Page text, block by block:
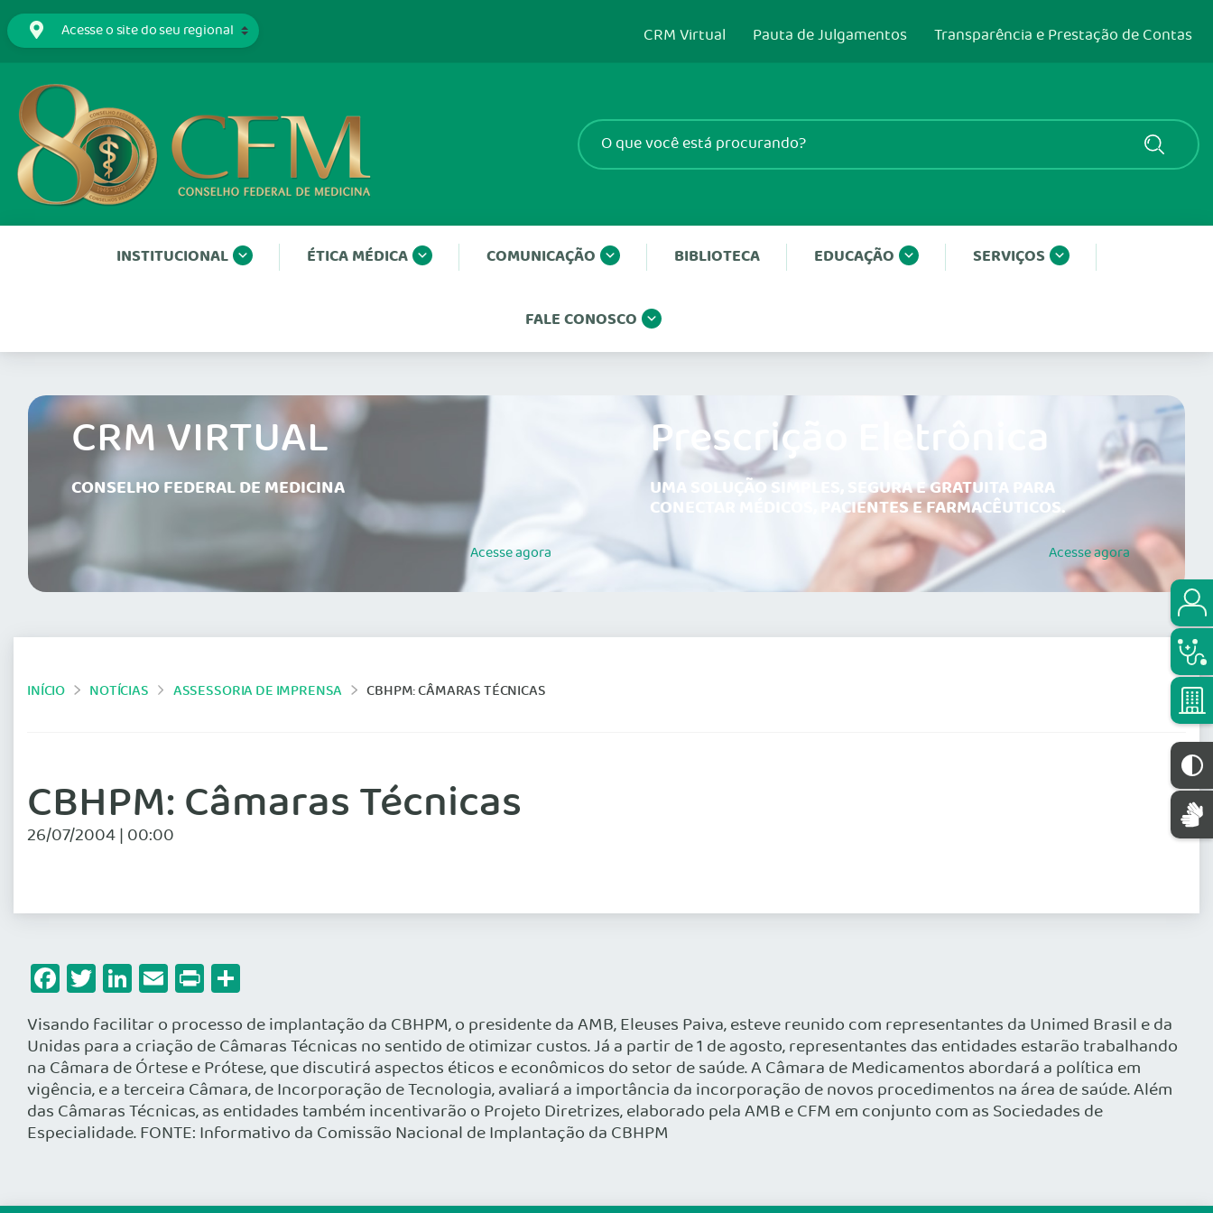
CRM Virtual Pauta de Julgamentos Transparência e Prestação de Contas
INSTITUCIONAL ÉTICA MÉDICA COMUNICAÇÃO BIBLIOTECA EDUCAÇÃO SERVIÇOS
FALE CONOSCO
CRM VIRTUAL
CONSELHO FEDERAL DE MEDICINA
Acesseagora
Prescrição Eletrônica
UMA SOLUÇÃO SIMPLES, SEGURA E GRATUITA PARA
CONECTAR MÉDICOS, PACIENTES E FARMACÊUTICOS.
Acesseagora
INÍCIO NOTÍCIAS ASSESSORIA DE IMPRENSA CBHPM: CÂMARAS TÉCNICAS
CBHPM: Câmaras Técnicas
26/07/2004 | 00:00
Facebook
Twitter
LinkedIn
Email
Print
Visando facilitar o processo de implantação da CBHPM, o presidente da AMB, Eleuses Paiva, esteve reunido com representantes da Unimed Brasil e da
Unidas para a criação de Câmaras Técnicas no sentido de otimizar custos. Já a partir de 1 de agosto, representantes das entidades estarão trabalhando
na Câmara de Órtese e Prótese, que discutirá aspectos éticos e econômicos do setor de saúde. A Câmara de Medicamentos abordará a política em
vigência, e a terceira Câmara, de Incorporação de Tecnologia, avaliará a importância da incorporação de novos procedimentos na área de saúde. Além
das Câmaras Técnicas, as entidades também incentivarão o Projeto Diretrizes, elaborado pela AMB e CFM em conjunto com as Sociedades de
Especialidade. FONTE: Informativo da Comissão Nacional de Implantação da CBHPM